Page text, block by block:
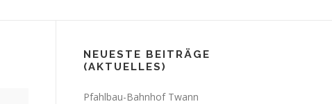
NEUESTE BEITRÄGE
(AKTUELLES)
Pfahlbau-Bahnhof Twann